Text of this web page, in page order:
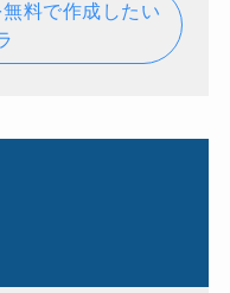
料で作成したい